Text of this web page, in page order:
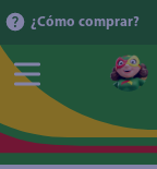
¿Cómo comprar?